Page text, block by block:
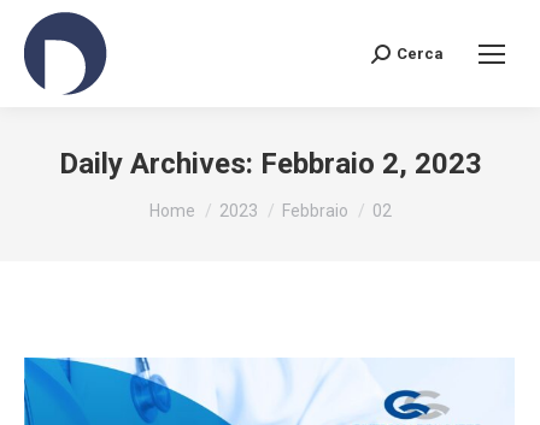
Search:
Cerca
Daily Archives: Febbraio 2, 2023
You are here:
Home 2023 Febbraio 02